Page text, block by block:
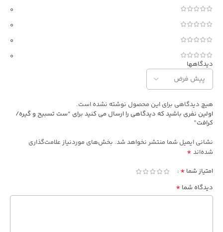
0
0
0
0
دیدگاهها
هیچ دیدگاهی برای این محصول نوشته نشده است.
اولین نفری باشید که دیدگاهی را ارسال می کنید برای “ست تسبیح و گیره/
کرافت”
نشانی ایمیل شما منتشر نخواهد شد. بخش‌های موردنیاز علامت‌گذاری
شده‌اند *
امتیاز شما *
دیدگاه شما *